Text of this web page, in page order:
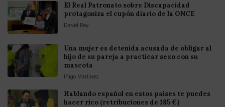
El Real Patronato sobre Discapacidad
protagoniza el cupón diario de la ONCE
David Rey
Una mujer es detenida acusada de obligar al
hijo de su pareja a practicar sexo con su
mascota
Iñigo Martinez
Hablando español en estos países te puedes
hacer rico (retribuciones de 185 €)